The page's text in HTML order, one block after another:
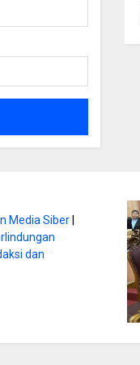
Media Siber
dan
Bekal Utama
Digital